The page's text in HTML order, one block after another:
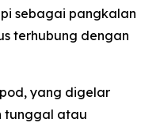
sebagai pangkalan
terhubung dengan
yang digelar
tunggal atau